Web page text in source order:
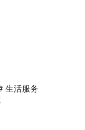
生活服务